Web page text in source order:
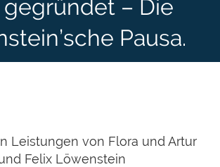
gegründet – Die
Pausa.
Leistungen von Flora und Artur
Felix Löwenstein